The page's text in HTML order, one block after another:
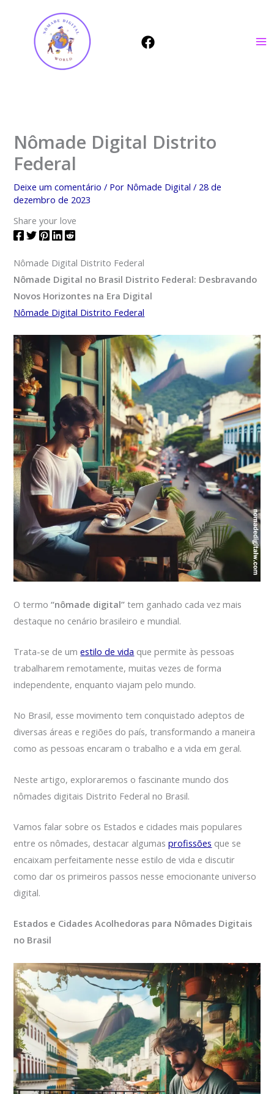
conteúdo
Nômade Digital Distrito
Federal
Deixe um comentário / Por Nômade Digital/ 28 de
dezembro de 2023
Share your love
Nômade Digital Distrito Federal
Nômade Digital no Brasil Distrito Federal: Desbravando
Novos Horizontes na Era Digital
Nômade Digital Distrito Federal
O termo“nômade digital” tem ganhado cada vez mais
destaque no cenário brasileiro e mundial.
Trata-se de umestilo de vida que permite às pessoas
trabalharem remotamente, muitas vezes de forma
independente, enquanto viajam pelo mundo.
No Brasil, esse movimento tem conquistado adeptos de
diversas áreas e regiões do país, transformando a maneira
como as pessoas encaram o trabalho e a vida em geral.
Neste artigo, exploraremos o fascinante mundo dos
nômades digitais Distrito Federal no Brasil.
Vamos falar sobre os Estados e cidades mais populares
entre os nômades, destacar algumasprofissões que se
encaixam perfeitamente nesse estilo de vida e discutir
como dar os primeiros passos nesse emocionante universo
digital.
Estados e Cidades Acolhedoras para Nômades Digitais
no Brasil